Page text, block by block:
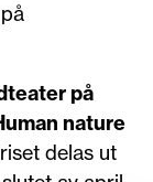
på
nature
delas ut